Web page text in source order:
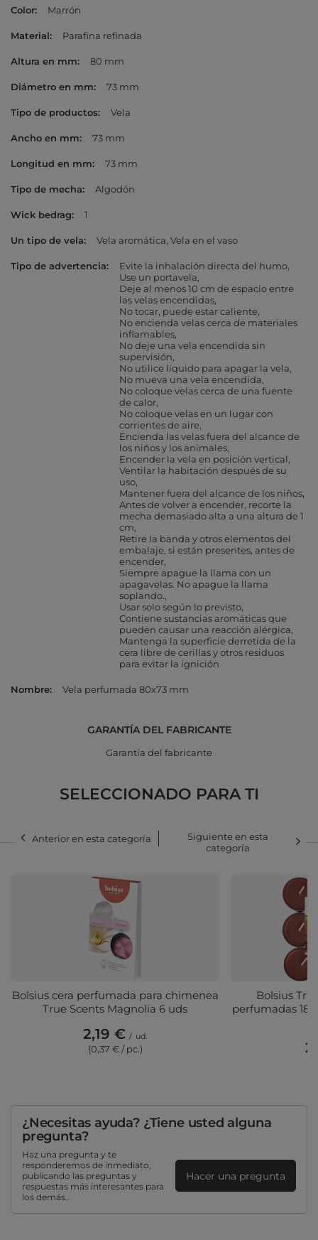
Color Marrón
Material Parafina refinada
Altura en mm 80 mm
Diámetro en mm 73 mm
Tipo de productos Vela
Ancho en mm 73 mm
Longitud en mm 73 mm
Tipo de mecha Algodón
Wick bedrag 1
Un tipo de vela Vela aromática Vela en el vaso
Tipo de advertencia
Evite la inhalación directa del humo
Use un portavela
Deje al menos 10 cm de espacio entre
las velas encendidas
No tocar, puede estar caliente
No encienda velas cerca de materiales
inflamables
No deje una vela encendida sin
supervisión
No utilice líquido para apagar la vela
No mueva una vela encendida
No coloque velas cerca de una fuente
de calor
No coloque velas en un lugar con
corrientes de aire
Encienda las velas fuera del alcance de
los niños y los animales
Encender la vela en posición vertical
Ventilar la habitación después de su
uso
Mantener fuera del alcance de los niños
Antes de volver a encender, recorte la
mecha demasiado alta a una altura de 1
cm
Retire la banda y otros elementos del
embalaje, si están presentes, antes de
encender
Siempre apague la llama con un
apagavelas. No apague la llama
soplando.
Usar solo según lo previsto
Contiene sustancias aromáticas que
pueden causar una reacción alérgica
Mantenga la superficie derretida de la
cera libre de cerillas y otros residuos
para evitar la ignición
Nombre Vela perfumada 80x73 mm
GARANTÍA DEL FABRICANTE
Garantía del fabricante
SELECCIONADO PARA TI
Anterior en esta categoría
Siguiente en esta
categoría
Bolsius cera perfumada para chimenea
True Scents Magnolia 6 uds
2,19 € / ud.
(0,37 € / pc.)
Bolsius
perfumadas 18
¿Necesitas ayuda? ¿Tiene usted alguna
pregunta?
Haz una pregunta y te
responderemos de inmediato,
publicando las preguntas y
respuestas más interesantes para
los demás..
Hacer una pregunta